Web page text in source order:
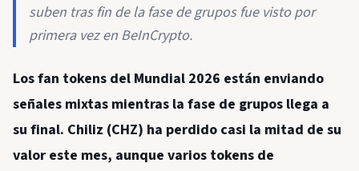
suben tras fin de la fase de grupos fue visto por
primera vez en BeInCrypto.
Los fan tokens del Mundial 2026 están enviando
señales mixtas mientras la fase de grupos llega a
su final. Chiliz (CHZ) ha perdido casi la mitad de su
valor este mes, aunque varios tokens de